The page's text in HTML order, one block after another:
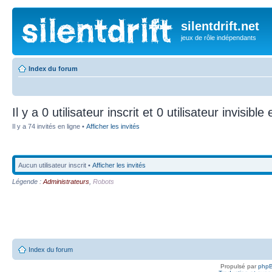
silentdrift.net
jeux de rôle indépendants
Index du forum
Il y a 0 utilisateur inscrit et 0 utilisateur invisible
Il y a 74 invités en ligne • Afficher les invités
Aucun utilisateur inscrit • Afficher les invités
Légende : Administrateurs Robots
Index du forum
Propulsé par